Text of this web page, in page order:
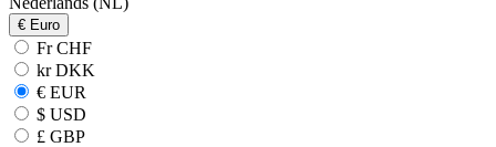
€ Euro
Fr CHF
kr DKK
€ EUR
$ USD
£ GBP